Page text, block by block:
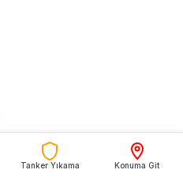
Tanker Yıkama Konuma Git